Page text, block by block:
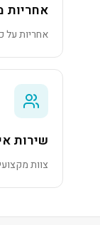
אחריות
אחריות על
שירות
צוות